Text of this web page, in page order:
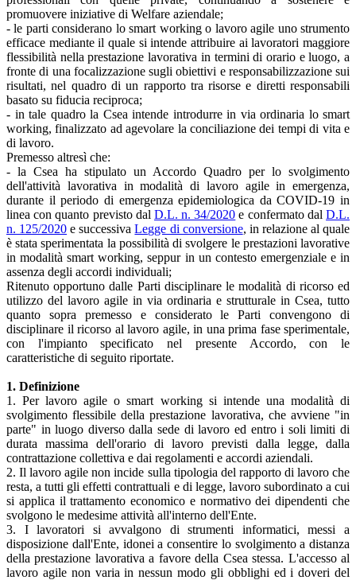
promuovere iniziative di Welfare aziendale;
- le parti considerano lo smart working o lavoro agile uno strumento
efficace mediante il quale si intende attribuire ai lavoratori maggiore
flessibilità nella prestazione lavorativa in termini di orario e luogo, a
fronte di una focalizzazione sugli obiettivi e responsabilizzazione sui
risultati, nel quadro di un rapporto tra risorse e diretti responsabili
basato su fiducia reciproca;
- in tale quadro la Csea intende introdurre in via ordinaria lo smart
working, finalizzato ad agevolare la conciliazione dei tempi di vita e
di lavoro.
Premesso altresì che:
- la Csea ha stipulato un Accordo Quadro per lo svolgimento
dell'attività lavorativa in modalità di lavoro agile in emergenza,
durante il periodo di emergenza epidemiologica da COVID-19 in
linea con quanto previsto dal D.L. n. 34/2020 e confermato dalD.L.
n. 125/2020 e successivaLegge di conversione, in relazione al quale
è stata sperimentata la possibilità di svolgere le prestazioni lavorative
in modalità smart working, seppur in un contesto emergenziale e in
assenza degli accordi individuali;
Ritenuto opportuno dalle Parti disciplinare le modalità di ricorso ed
utilizzo del lavoro agile in via ordinaria e strutturale in Csea, tutto
quanto sopra premesso e considerato le Parti convengono di
disciplinare il ricorso al lavoro agile, in una prima fase sperimentale,
con l'impianto specificato nel presente Accordo, con le
caratteristiche di seguito riportate.
1. Definizione
1. Per lavoro agile o smart working si intende una modalità di
svolgimento flessibile della prestazione lavorativa, che avviene "in
parte" in luogo diverso dalla sede di lavoro ed entro i soli limiti di
durata massima dell'orario di lavoro previsti dalla legge, dalla
contrattazione collettiva e dai regolamenti e accordi aziendali.
2. Il lavoro agile non incide sulla tipologia del rapporto di lavoro che
resta, a tutti gli effetti contrattuali e di legge, lavoro subordinato a cui
si applica il trattamento economico e normativo dei dipendenti che
svolgono le medesime attività all'interno dell'Ente.
3. I lavoratori si avvalgono di strumenti informatici, messi a
disposizione dall'Ente, idonei a consentire lo svolgimento a distanza
della prestazione lavorativa a favore della Csea stessa. L'accesso al
lavoro agile non varia in nessun modo gli obblighi ed i doveri del